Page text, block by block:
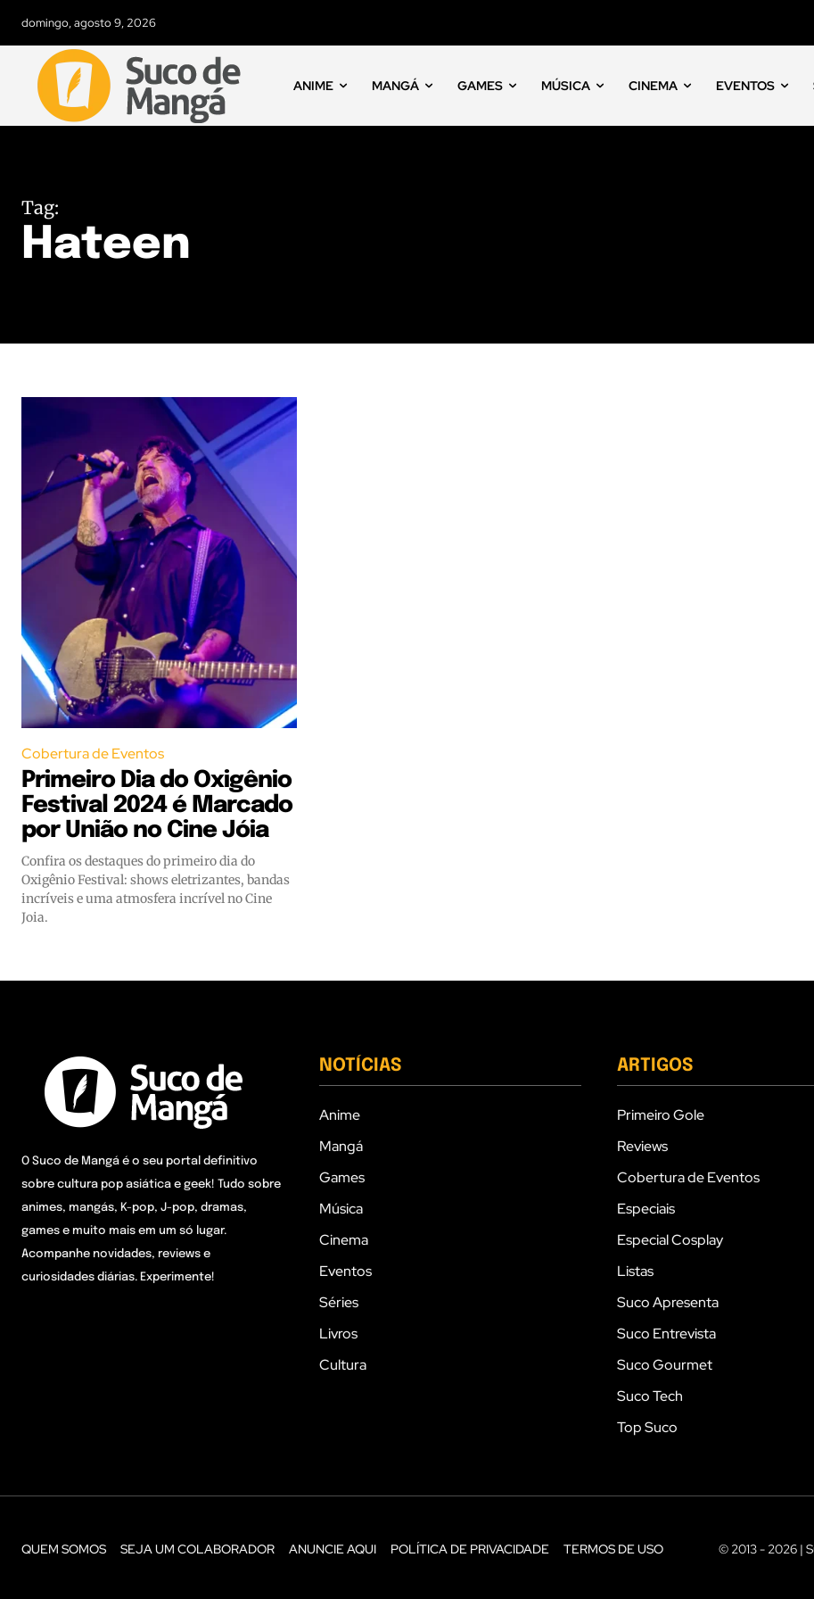
domingo, agosto 9, 2026
ANIME MANGÁ GAMES MÚSICA CINEMA EVENTOS
Tag:
Hateen
Cobertura de Eventos
Primeiro Dia do Oxigênio
Festival 2024 é Marcado
por União no Cine Jóia
Confira os destaques do primeiro dia do
Oxigênio Festival: shows eletrizantes, bandas
incríveis e uma atmosfera incrível no Cine
Joia.
O Suco de Mangá é o seu portal definitivo
sobre cultura pop asiática e geek! Tudo sobre
animes, mangás, K-pop, J-pop, dramas,
games e muito mais em um só lugar.
Acompanhe novidades, reviews e
curiosidades diárias. Experimente!
NOTÍCIAS
Anime
Mangá
Games
Música
Cinema
Eventos
Séries
Livros
Cultura
ARTIGOS
Primeiro Gole
Reviews
Cobertura de Eventos
Especiais
Especial Cosplay
Listas
Suco Apresenta
Suco Entrevista
Suco Gourmet
Suco Tech
Top Suco
QUEM SOMOS SEJA UM COLABORADOR ANUNCIE AQUI POLÍTICA DE PRIVACIDADE TERMOS DE USO © 2013 - 2026 |